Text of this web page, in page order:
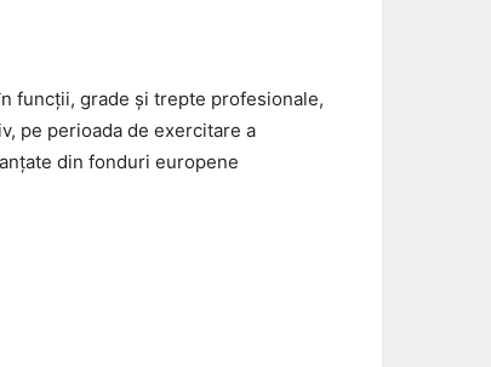
funcţii, grade şi trepte profesionale,
pe perioada de exercitare a
din fonduri europene